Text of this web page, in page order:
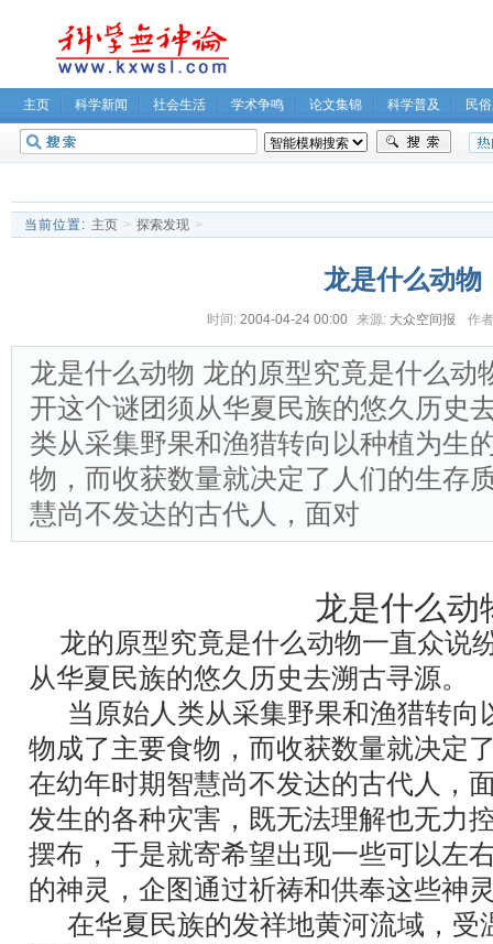
主页 科学新闻 社会生活 学术争鸣 论文集锦 科学普及 民
无神论坛
当前位置: 主页 > 探索发现 >
龙是什么动物
时间: 2004-04-24 00:00 来源: 大众空间报 作
龙是什么动物 龙的原型究竟是什么动
开这个谜团须从华夏民族的悠久历史
类从采集野果和渔猎转向以种植为生
物，而收获数量就决定了人们的生存
慧尚不发达的古代人，面对
龙是什么动
龙的原型究竟是什么动物一直众说
从华夏民族的悠久历史去溯古寻源。
当原始人类从采集野果和渔猎转向
物成了主要食物，而收获数量就决定
在幼年时期智慧尚不发达的古代人，
发生的各种灾害，既无法理解也无力
摆布，于是就寄希望出现一些可以左
的神灵，企图通过祈祷和供奉这些神
在华夏民族的发祥地黄河流域，受